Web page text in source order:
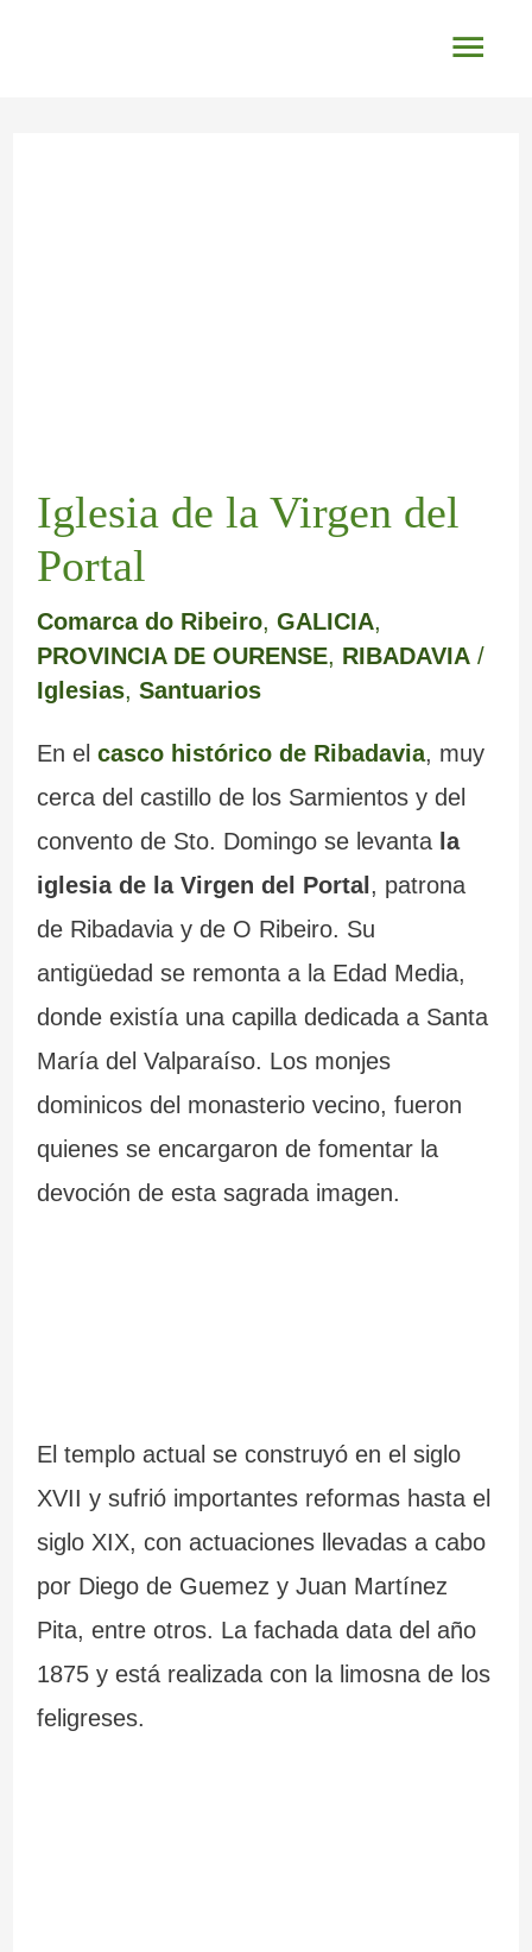
Iglesia de la Virgen del
Portal
Comarca do Ribeiro, GALICIA,
PROVINCIA DE OURENSE, RIBADAVIA/
Iglesias, Santuarios
En el casco histórico de Ribadavia, muy
cerca del castillo de los Sarmientos y del
convento de Sto. Domingo se levanta la
iglesia de la Virgen del Portal , patrona
de Ribadavia y de O Ribeiro. Su
antigüedad se remonta a la Edad Media,
donde existía una capilla dedicada a Santa
María del Valparaíso. Los monjes
dominicos del monasterio vecino, fueron
quienes se encargaron de fomentar la
devoción de esta sagrada imagen.
El templo actual se construyó en el siglo
XVII y sufrió importantes reformas hasta el
siglo XIX, con actuaciones llevadas a cabo
por Diego de Guemez y Juan Martínez
Pita, entre otros. La fachada data del año
1875 y está realizada con la limosna de los
feligreses.